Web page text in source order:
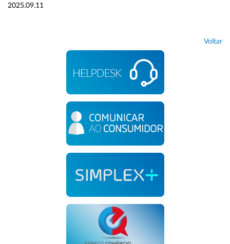
2025.09.11
Voltar